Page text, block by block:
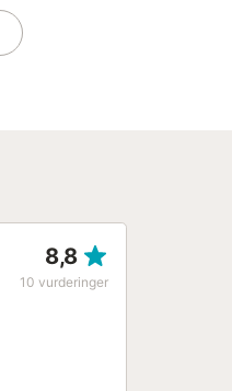
8,8
10 vurderinger